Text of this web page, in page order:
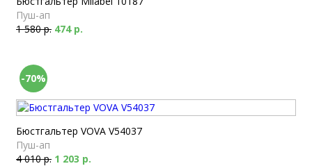
Пуш-ап
1 580 р. 474 р.
-70%
Бюстгальтер VOVA V54037
Пуш-ап
4 010 р. 1 203 р.